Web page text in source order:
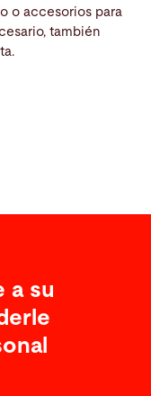
o accesorios para
también
a su